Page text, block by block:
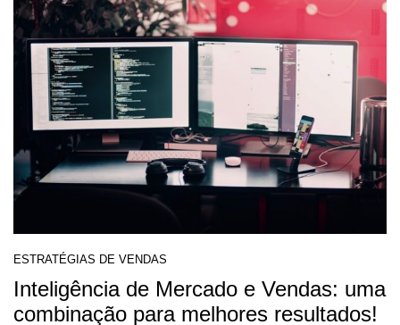
ESTRATÉGIAS DE VENDAS
Inteligência de Mercado e Vendas: uma
combinação para melhores resultados!